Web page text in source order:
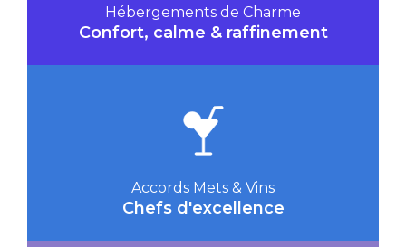
Hébergements de Charme
Confort, calme & raffinement
Accords Mets & Vins
Chefs d'excellence